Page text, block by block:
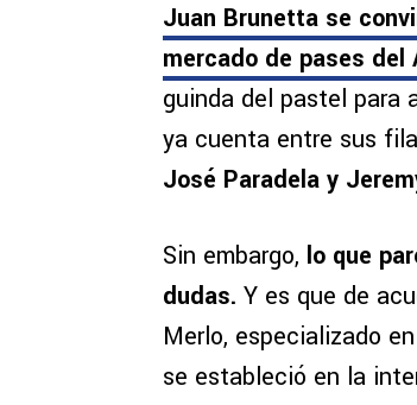
Juan Brunetta se
mercado de pases del
guinda del pastel para
ya cuenta entre sus
José Paradela y
Sin embargo, lo que
dudas. Y es que de
Merlo, especializado
se estableció en la